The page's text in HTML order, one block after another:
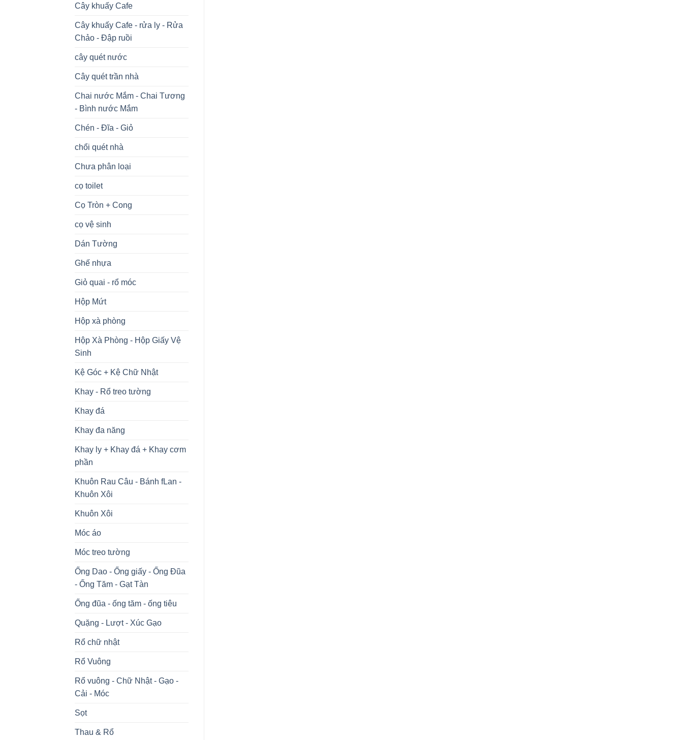
Cây khuấy Cafe
Cây khuấy Cafe - rửa ly - Rửa
Chảo - Đập ruồi
cây quét nước
Cây quét trần nhà
Chai nước Mắm - Chai Tương
- Bình nước Mắm
Chén - Đĩa - Giỏ
chổi quét nhà
Chưa phân loại
cọ toilet
Cọ Tròn + Cong
cọ vệ sinh
Dán Tường
Ghế nhựa
Giỏ quai - rổ móc
Hộp Mứt
Hộp xà phòng
Hộp Xà Phòng - Hộp Giấy Vệ
Sinh
Kệ Góc + Kệ Chữ Nhật
Khay - Rổ treo tường
Khay đá
Khay đa năng
Khay ly + Khay đá + Khay cơm
phần
Khuôn Rau Câu - Bánh fLan -
Khuôn Xôi
Khuôn Xôi
Móc áo
Móc treo tường
Ống Dao - Ống giấy - Ống Đũa
- Ống Tăm - Gạt Tàn
Ống đũa - ống tăm - ống tiêu
Quặng - Lượt - Xúc Gạo
Rổ chữ nhật
Rổ Vuông
Rổ vuông - Chữ Nhật - Gạo -
Cải - Móc
Sọt
Thau & Rổ